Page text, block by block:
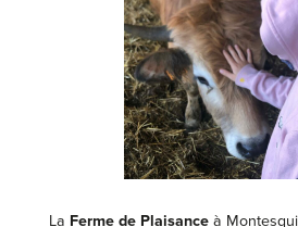
La Ferme de Plaisanceà